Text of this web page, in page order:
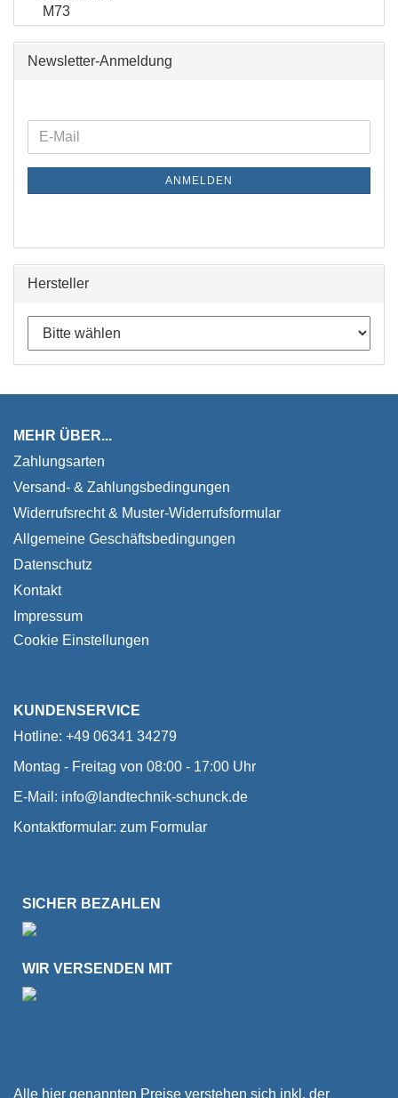
Newsletter-Anmeldung
WEITER
NEWSLETTER-
E-
Mail
ANMELDEN
Hersteller
MEHR ÜBER...
Zahlungsarten
Versand- & Zahlungsbedingungen
Widerrufsrecht & Muster-Widerrufsformular
Allgemeine Geschäftsbedingungen
Datenschutz
Kontakt
Impressum
Cookie Einstellungen
KUNDENSERVICE
Hotline: +49 06341 34279
Montag - Freitag von 08:00 - 17:00 Uhr
E-Mail: info@landtechnik-schunck.de
Kontaktformular: zum Formular
SICHER BEZAHLEN
WIR VERSENDEN MIT
Alle hier genannten Preise verstehen sich inkl. der